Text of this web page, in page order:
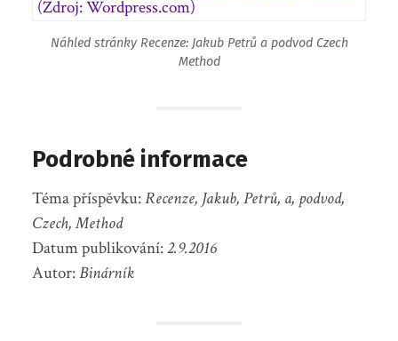
Náhled stránky Recenze: Jakub Petrů a podvod Czech
Method
Podrobné informace
Téma příspěvku:Recenze, Jakub, Petrů, a, podvod,
Czech, Method
Datum publikování:2.9.2016
Autor:Binárník